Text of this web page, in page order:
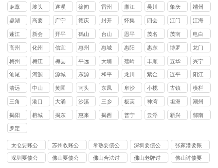
区
区
县
县
县
县
区
区
麻章
区
坡头
区
遂溪
县
徐闻
县
雷州
市
廉江
市
吴川
市
肇庆
端州
区
鼎湖
区
高要
区
广宁
县
德庆
县
封开
县
怀集
县
四会
市
江门
江海
区
蓬江
区
新会
区
开平
县
鹤山
县
台山
县
恩平
县
茂名
茂南
区
电白
区
高州
市
化州
市
信宜
市
惠州
惠城
区
惠阳
区
惠东
县
博罗
县
龙门
县
梅州
梅江
区
梅县
区
平远
县
大埔
县
蕉岭
县
丰顺
县
五华
县
兴宁
市
汕尾 河源
源城
区
东源
县
和平
县
龙川
县
紫金
县
连平
县
阳江
清远 中山
黄圃
镇
南头
镇
东凤
镇
阜沙
镇
小榄
镇
古镇
镇
横栏
镇
三角
镇
港口
镇
大涌
镇
沙溪
镇
三乡
镇
板芙
镇
神湾
镇
坦洲
镇
潮州
揭阳
榕城
揭东
惠来
揭西
普宁
云浮
新兴
郁南
罗定
市
太仓要账公
司
苏州收账公
司
常熟要债公
司
深圳要债公
司
张家港要账
公司
深圳要债公
佛山要债公
佛山合法讨
佛山老牌讨
佛山讨债要